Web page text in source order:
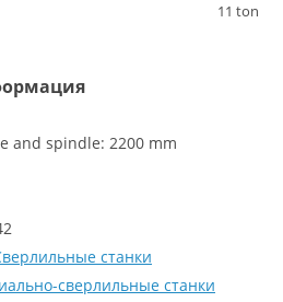
11 ton
and spindle: 2200 mm
станки
сверлильные станки